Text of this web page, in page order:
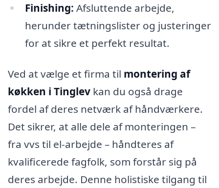
Finishing: Afsluttende arbejde,
herunder tætningslister og justeringer
for at sikre et perfekt resultat.
Ved at vælge et firma til montering af
køkken i Tinglev kan du også drage
fordel af deres netværk af håndværkere.
Det sikrer, at alle dele af monteringen –
fra vvs til el-arbejde – håndteres af
kvalificerede fagfolk, som forstår sig på
deres arbejde. Denne holistiske tilgang til